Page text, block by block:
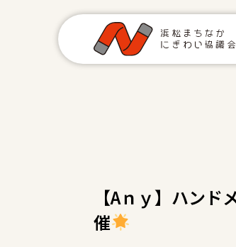
【Aｎｙ】ハン
催